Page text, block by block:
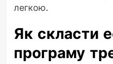
легкою.
Як скласти
програму